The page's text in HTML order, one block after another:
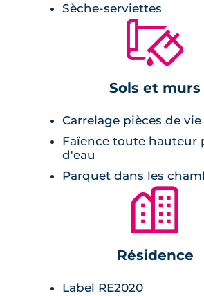
Un jardin commun paysager
disponible pour se détendre.
conforme à la norme RE2020,
Sèche-serviettes
🔨
Sols et murs
Carrelage pièces de vie
Faïence toute hauteur
d'eau
Parquet dans les
🏙
Résidence
Label RE2020